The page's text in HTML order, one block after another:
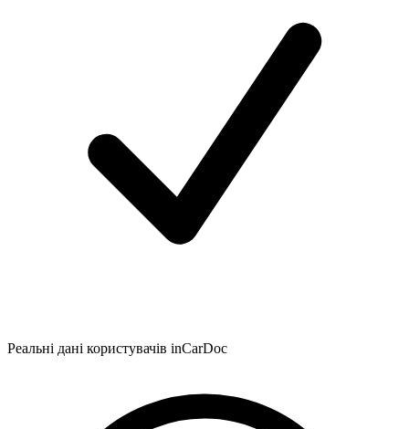
Реальні дані користувачів inCarDoc